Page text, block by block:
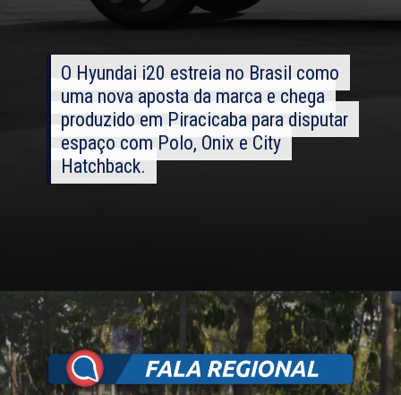
O Hyundai i20 estreia no Brasil como
uma nova aposta da marca e chega
produzido em Piracicaba para disputar
espaço com Polo, Onix e City
Hatchback.
O Hyundai i20 estreia no Brasil como
uma nova aposta da marca e chega
produzido em Piracicaba para disputar
espaço com Polo, Onix e City
Hatchback.